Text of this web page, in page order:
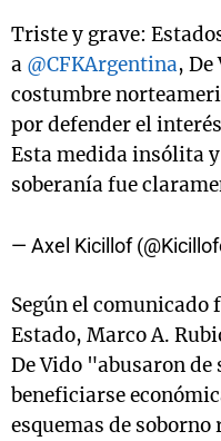
Triste y grave:
a @CFKArgentina,
costumbre
por defender el
Esta medida insólita
soberanía fue
— Axel Kicillof
Según el
Estado, Marco A.
De Vido "abusaron
beneficiarse
esquemas de